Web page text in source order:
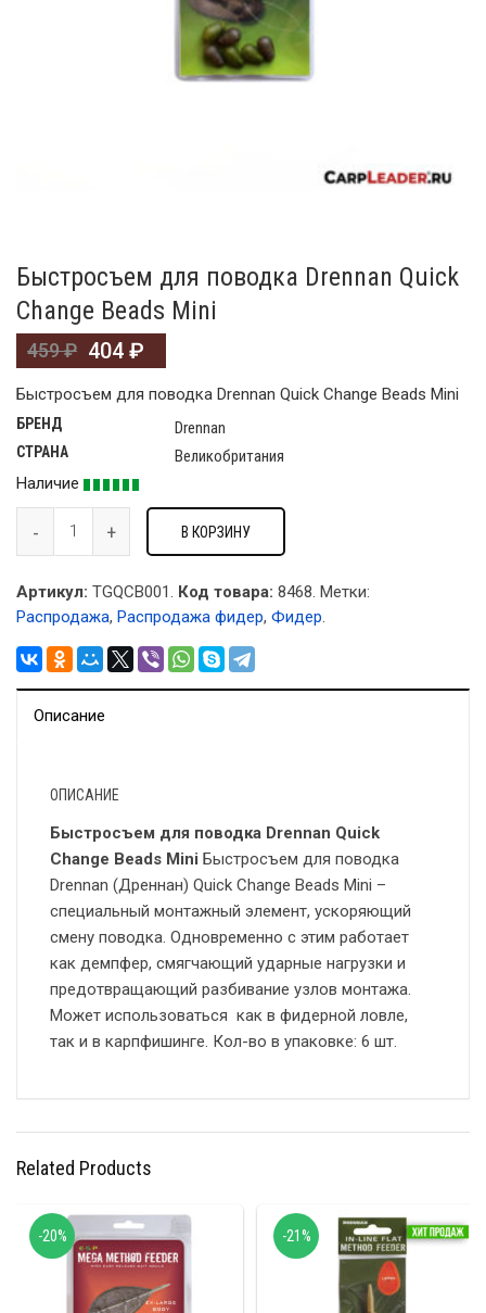
Быстросъем для поводка Drennan Quick
Change Beads Mini
459₽ 404 ₽
Быстросъем для поводка Drennan Quick Change Beads Mini
БРЕНД Drennan
СТРАНА
Великобритания
Наличие
В КОРЗИНУ
Артикул: TGQCB001. Код товара: 8468. Метки:
Распродажа, Распродажа фидер, Фидер.
Описание
ОПИСАНИЕ
Быстросъем для поводка Drennan Quick
Change Beads Mini Быстросъем для поводка
Drennan (Дреннан) Quick Change Beads Mini –
специальный монтажный элемент, ускоряющий
смену поводка. Одновременно с этим работает
как демпфер, смягчающий ударные нагрузки и
предотвращающий разбивание узлов монтажа.
Может использоваться как в фидерной ловле,
так и в карпфишинге. Кол-во в упаковке: 6 шт.
Related Products
-20% -21%